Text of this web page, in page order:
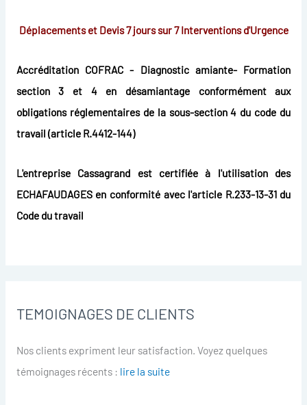
Déplacements et Devis 7 jours sur 7 Interventions d'Urgence
Accréditation COFRAC - Diagnostic amiante- Formation
section 3 et 4 en désamiantage conformément aux
obligations réglementaires de la sous-section 4 du code du
travail (article R.4412-144)
L'entreprise Cassagrand est certifiée à l'utilisation des
ECHAFAUDAGES en conformité avec l'article R.233-13-31 du
Code du travail
TEMOIGNAGES DE CLIENTS
Nos clients expriment leur satisfaction. Voyez quelques
témoignages récents : lire la suite